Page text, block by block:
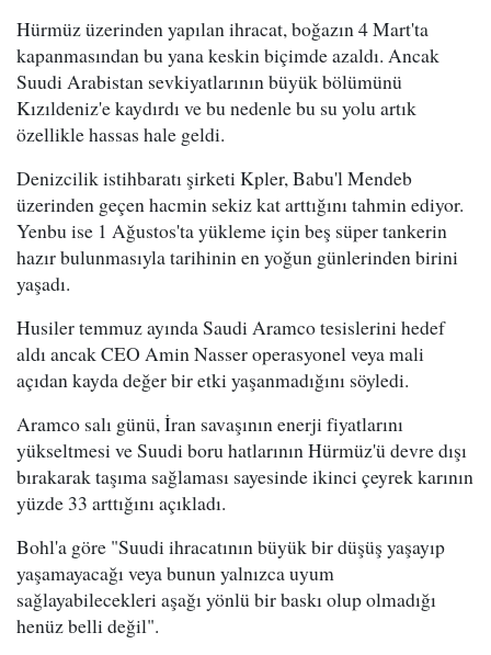
Hürmüz üzerinden yapılan ihracat, boğazın 4 Mart'ta
kapanmasından bu yana keskin biçimde azaldı. Ancak
Suudi Arabistan sevkiyatlarının büyük bölümünü
Kızıldeniz'e kaydırdı ve bu nedenle bu su yolu artık
özellikle hassas hale geldi.
Denizcilik istihbaratı şirketi Kpler, Babu'l Mendeb
üzerinden geçen hacmin sekiz kat arttığını tahmin ediyor.
Yenbu ise 1 Ağustos'ta yükleme için beş süper tankerin
hazır bulunmasıyla tarihinin en yoğun günlerinden birini
yaşadı.
Husiler temmuz ayında Saudi Aramco tesislerini hedef
aldı ancak CEO Amin Nasser operasyonel veya mali
açıdan kayda değer bir etki yaşanmadığını söyledi.
Aramco salı günü, İran savaşının enerji fiyatlarını
yükseltmesi ve Suudi boru hatlarının Hürmüz'ü devre dışı
bırakarak taşıma sağlaması sayesinde ikinci çeyrek karının
yüzde 33 arttığını açıkladı.
Bohl'a göre "Suudi ihracatının büyük bir düşüş yaşayıp
yaşamayacağı veya bunun yalnızca uyum
sağlayabilecekleri aşağı yönlü bir baskı olup olmadığı
henüz belli değil".